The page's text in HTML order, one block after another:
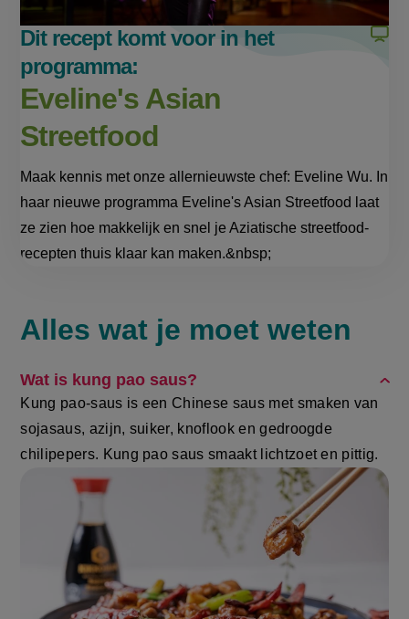
Dit recept komt voor in het
programma:
Eveline's Asian
Streetfood
Maak kennis met onze allernieuwste chef: Eveline Wu. In
haar nieuwe programma Eveline's Asian Streetfood laat
ze zien hoe makkelijk en snel je Aziatische streetfood-
recepten thuis klaar kan maken.&nbsp;
FAQ
Alles wat je moet weten
Wat is kung pao saus?
Kung pao-saus is een Chinese saus met smaken van
sojasaus, azijn, suiker, knoflook en gedroogde
chilipepers. Kung pao saus smaakt lichtzoet en pittig.